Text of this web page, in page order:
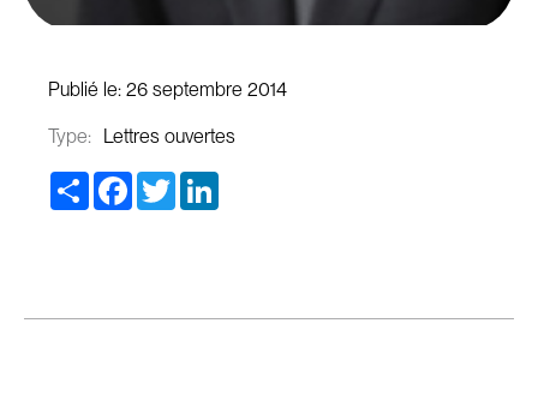
Publié le: 26 septembre 2014
Type:
Lettres ouvertes
Share Facebook
Twitter